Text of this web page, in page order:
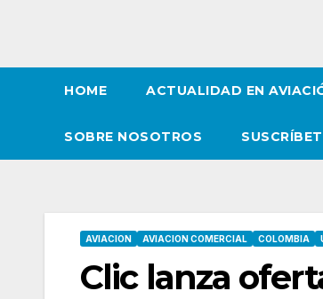
HOME ACTUALIDAD EN
SOBRE NOSOTROS
AVIACION AVIACION COMERCIAL COLOMBIA
Clic lanza